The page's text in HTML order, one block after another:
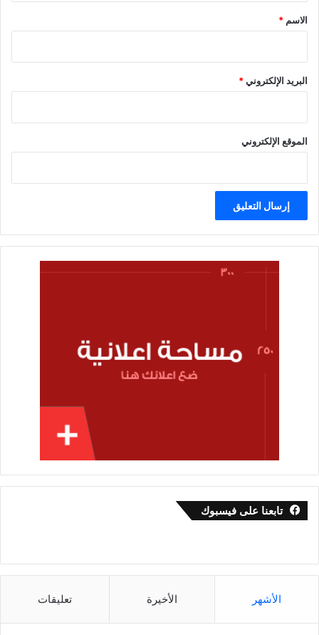
*
الاسم *
البريد الإلكتروني*
الموقع الإلكتروني
تابعنا على فيسبوك
الأشهر الأخيرة تعليقات